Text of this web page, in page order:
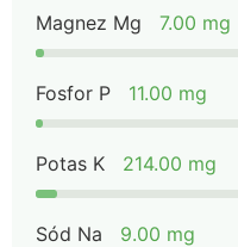
Magnez Mg 7.00 mg
Fosfor P 11.00 mg
Potas K 214.00 mg
Sód Na 9.00 mg